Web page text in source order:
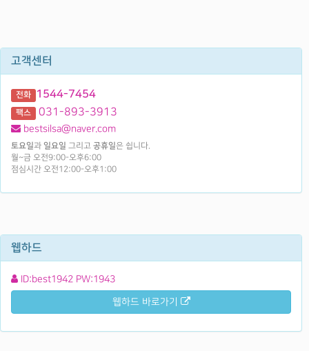
고객센터
전화 1544-7454
팩스 031-893-3913
bestsilsa@naver.com
토요일과 일요일 그리고 공휴일은 쉽니다.
월~금 오전9:00-오후6:00
점심시간 오전12:00-오후1:00
웹하드
ID:best1942 PW:1943
웹하드 바로가기